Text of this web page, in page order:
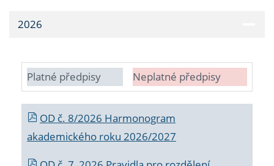
2026
Platné předpisy Neplatné předpisy
OD č. 8/2026 Harmonogram
akademického roku 2026/2027